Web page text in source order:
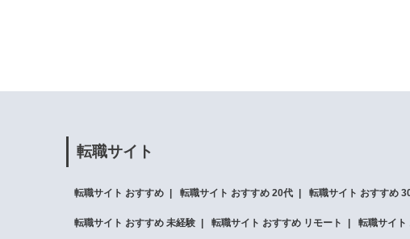
転職サイト
転職サイト おすすめ 転職サイト おすすめ 20代 転職サイト おすすめ
転職サイト おすすめ 未経験 転職サイト おすすめ リモート 転職サイト